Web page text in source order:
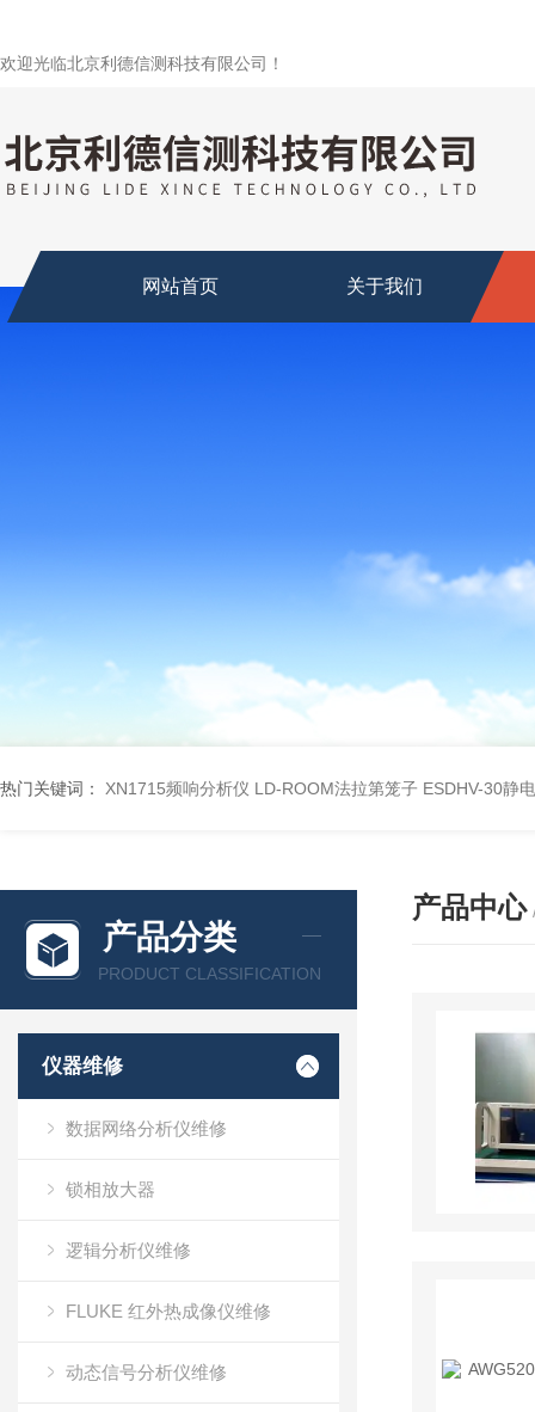
欢迎光临北京利德信测科技有限公司！
网站首页 关于我们
热门关键词： XN1715频响分析仪 LD-ROOM法拉第笼子 ESDHV-30静
产品分类
PRODUCT CLASSIFICATION
仪器维修
数据网络分析仪维修
锁相放大器
逻辑分析仪维修
FLUKE 红外热成像仪维修
动态信号分析仪维修
产品中心